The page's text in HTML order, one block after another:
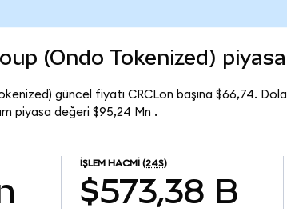
(Ondo Tokenized)
güncel fiyatı CRCLon başına $66,74.
piyasa değeri $95,24 Mn .
İŞLEM HACMI (24S)
$573,38 B